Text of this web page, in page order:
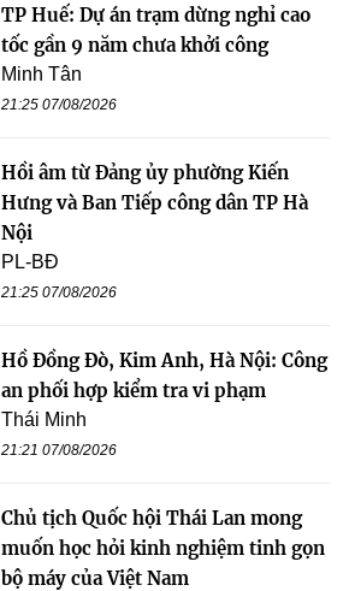
TP Huế: Dự án trạm dừng nghỉ cao
tốc gần 9 năm chưa khởi công
Minh Tân
21:25 07/08/2026
Hồi âm từ Đảng ủy phường Kiến
Hưng và Ban Tiếp công dân TP Hà
Nội
PL-BĐ
21:25 07/08/2026
Hồ Đồng Đò, Kim Anh, Hà Nội: Công
an phối hợp kiểm tra vi phạm
Thái Minh
21:21 07/08/2026
Chủ tịch Quốc hội Thái Lan mong
muốn học hỏi kinh nghiệm tinh gọn
bộ máy của Việt Nam